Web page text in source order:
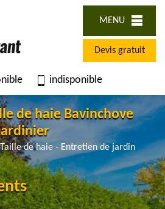
MENU
Devis gratuit
indisponible
de haie Bavinchove
de haie - Entretien de jardin